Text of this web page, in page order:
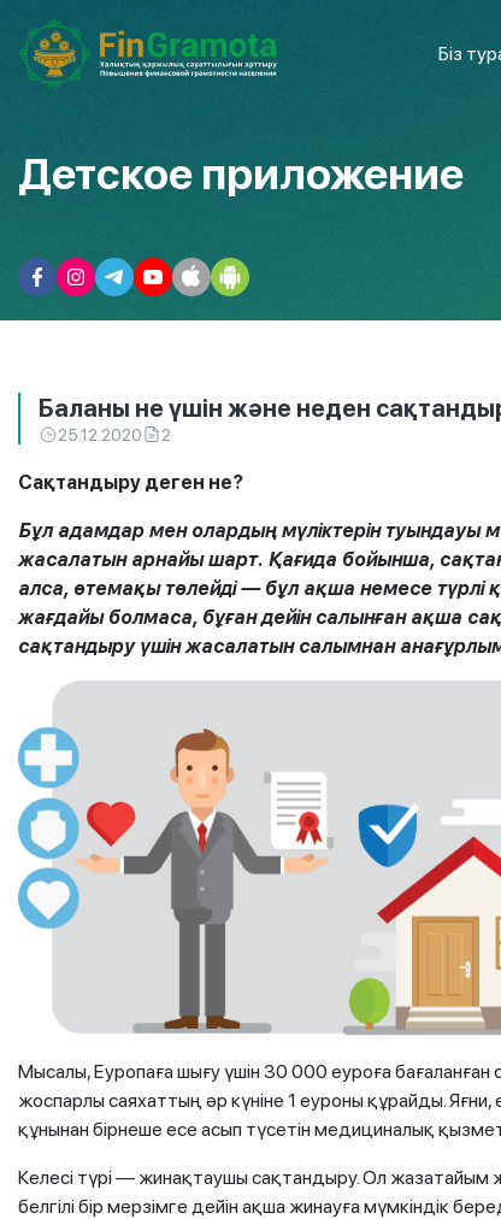
Біз
Детское приложение
Баланы не үшін және неден
25.12.2020 2
Сақтандыру деген не?
Бұл адамдар мен олардың мүліктерін туындауы
жасалатын арнайы шарт. Қағида бойынша,
алса, өтемақы төлейді — бұл ақша немесе түрлі
жағдайы болмаса, бұған дейін салынған ақша
сақтандыру үшін жасалатын салымнан
Мысалы, Еуропаға шығу үшін 30 000 еуроға
жоспарлы саяхаттың әр күніне 1 еуроны құрайды.
құнынан бірнеше есе асып түсетін медициналық
Келесі түрі — жинақтаушы сақтандыру. Ол
белгілі бір мерзімге дейін ақша жинауға мүмкіндік